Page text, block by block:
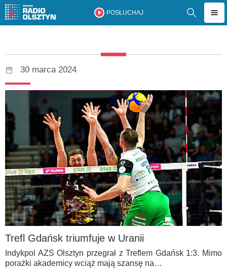
POSŁUCHAJ
30 marca 2024
Trefl Gdańsk triumfuje w Uranii
Indykpol AZS Olsztyn przegrał z Treflem Gdańsk 1:3. Mimo
porażki akademicy wciąż mają szansę na…